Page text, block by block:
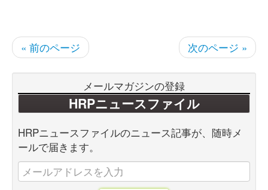
« 前のページ 次のページ »
メールマガジンの登録
HRPニュースファイル
HRPニュースファイルのニュース記事が、随時メ
ールで届きます。